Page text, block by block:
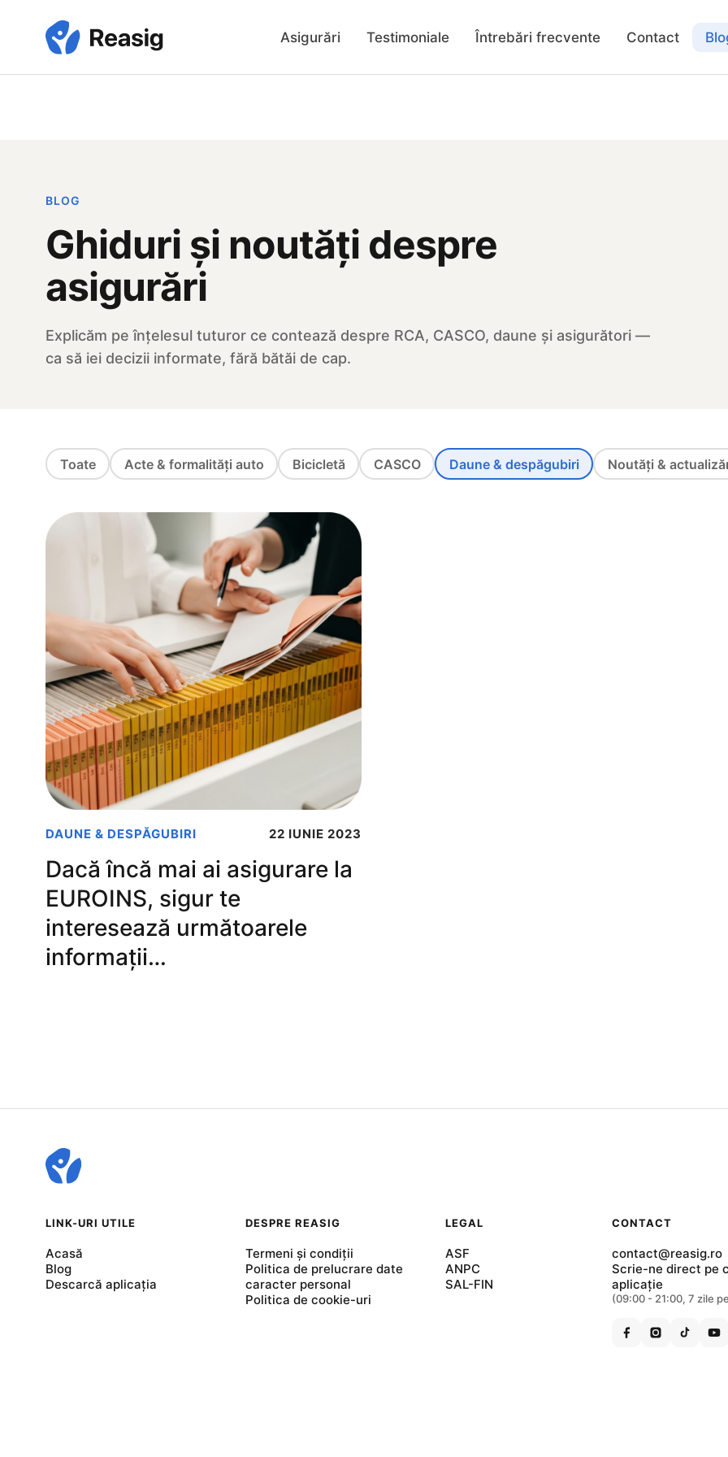
Asigurări Testimoniale Întrebări frecvente Contact
BLOG
Ghiduri și noutăți despre
asigurări
Explicăm pe înțelesul tuturor ce contează despre RCA, CASCO, daune și asigurători —
ca să iei decizii informate, fără bătăi de cap.
Toate Acte & formalități auto Bicicletă CASCO Daune & despăgubiri Noutăți &
DAUNE & DESPĂGUBIRI 22 IUNIE 2023
Dacă încă mai ai asigurare la
EUROINS, sigur te
interesează următoarele
informații…
LINK-URI UTILE
Acasă
Blog
Descarcă aplicația
DESPRE REASIG
Termeni și condiții
Politica de prelucrare date
caracter personal
Politica de cookie-uri
LEGAL
ASF
ANPC
SAL-FIN
CONTACT
contact@reasig.ro
Scrie-ne direct pe
aplicație
(09:00 - 21:00, 7 zile